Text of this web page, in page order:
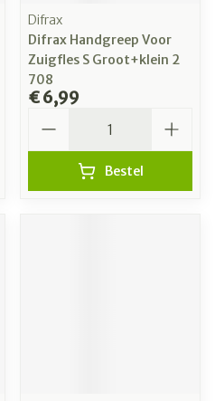
Difrax
Difrax Handgreep Voor
Zuigfles S Groot+klein 2
708
€ 6,99
Bestel